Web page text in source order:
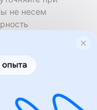
не несем
осуществляется
Бизнесменс.ру